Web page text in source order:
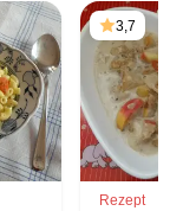
3,7
Rezept